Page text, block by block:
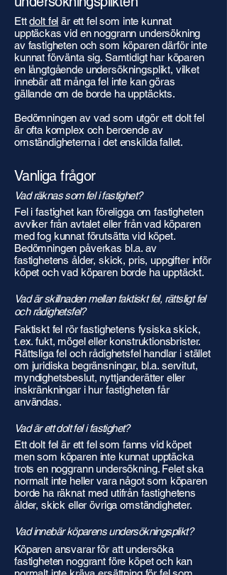
Ettdolt fel är ett fel som inte kunnat
upptäckas vid en noggrann undersökning
av fastigheten och som köparen därför inte
kunnat förvänta sig. Samtidigt har köparen
en långtgående undersökningsplikt, vilket
innebär att många fel inte kan göras
gällande om de borde ha upptäckts.
Bedömningen av vad som utgör ett dolt fel
är ofta komplex och beroende av
omständigheterna i det enskilda fallet.
Vanliga frågor
Vad räknas som fel i fastighet?
Fel i fastighet kan föreligga om fastigheten
avviker från avtalet eller från vad köparen
med fog kunnat förutsätta vid köpet.
Bedömningen påverkas bl.a. av
fastighetens ålder, skick, pris, uppgifter inför
köpet och vad köparen borde ha upptäckt.
Vad är skillnaden mellan faktiskt fel, rättsligt fel
och rådighetsfel?
Faktiskt fel rör fastighetens fysiska skick,
t.ex. fukt, mögel eller konstruktionsbrister.
Rättsliga fel och rådighetsfel handlar i stället
om juridiska begränsningar, bl.a. servitut,
myndighetsbeslut, nyttjanderätter eller
inskränkningar i hur fastigheten får
användas.
Vad är ett dolt fel i fastighet?
Ett dolt fel är ett fel som fanns vid köpet
men som köparen inte kunnat upptäcka
trots en noggrann undersökning. Felet ska
normalt inte heller vara något som köparen
borde ha räknat med utifrån fastighetens
ålder, skick eller övriga omständigheter.
Vad innebär köparens undersökningsplikt?
Köparen ansvarar för att undersöka
fastigheten noggrant före köpet och kan